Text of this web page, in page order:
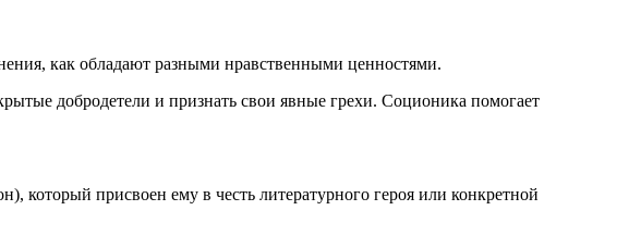
как обладают разными нравственными ценностями.
добродетели и признать свои явные грехи. Соционика помогает
присвоен ему в честь литературного героя или конкретной